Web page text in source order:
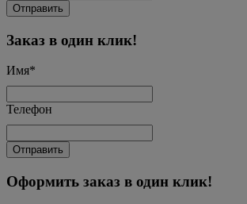
Отправить
Заказ в один клик!
Имя*
Телефон
Отправить
Оформить заказ в один клик!